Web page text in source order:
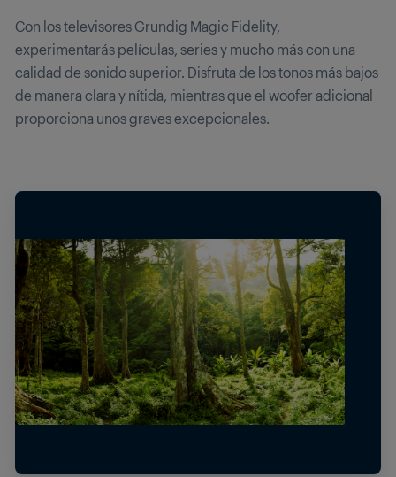
Con los televisores Grundig Magic Fidelity,
experimentarás películas, series y mucho más con una
calidad de sonido superior. Disfruta de los tonos más bajos
de manera clara y nítida, mientras que el woofer adicional
proporciona unos graves excepcionales.